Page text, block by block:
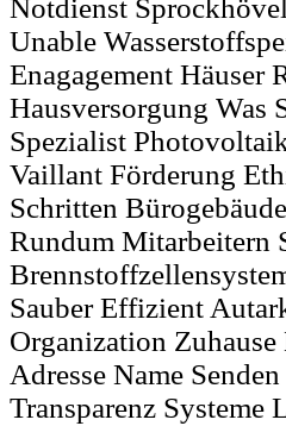
Notdienst
Unable
Enagagement Häuser
Hausversorgung Was
Spezialist
Vaillant Förderung
Schritten
Rundum Mitarbeitern
Sauber Effizient
Organization
Adresse Name
Transparenz Systeme